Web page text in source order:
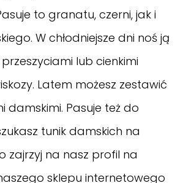
to granatu, czerni, jak i
W chłodniejsze dni noś ją
lub cienkimi
Latem możesz zestawić
damskimi. Pasuje też do
tunik damskich na
zajrzyj na nasz profil na
sklepu internetowego